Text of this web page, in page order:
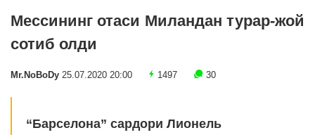
Мессининг отаси Миландан турар-жой
сотиб олди
Mr.NoBoDy 25.07.2020 20:00 1497 30
“Барселона” сардори Лионель